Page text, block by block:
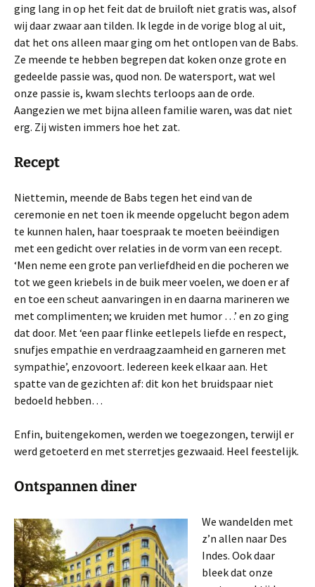
ging lang in op het feit dat de bruiloft niet gratis was, alsof
wij daar zwaar aan tilden. Ik legde in de vorige blog al uit,
dat het ons alleen maar ging om het ontlopen van de Babs.
Ze meende te hebben begrepen dat koken onze grote en
gedeelde passie was, quod non. De watersport, wat wel
onze passie is, kwam slechts terloops aan de orde.
Aangezien we met bijna alleen familie waren, was dat niet
erg. Zij wisten immers hoe het zat.
Recept
Niettemin, meende de Babs tegen het eind van de
ceremonie en net toen ik meende opgelucht begon adem
te kunnen halen, haar toespraak te moeten beëindigen
met een gedicht over relaties in de vorm van een recept.
‘Men neme een grote pan verliefdheid en die pocheren we
tot we geen kriebels in de buik meer voelen, we doen er af
en toe een scheut aanvaringen in en daarna marineren we
met complimenten; we kruiden met humor …’ en zo ging
dat door. Met ‘een paar flinke eetlepels liefde en respect,
snufjes empathie en verdraagzaamheid en garneren met
sympathie’, enzovoort. Iedereen keek elkaar aan. Het
spatte van de gezichten af: dit kon het bruidspaar niet
bedoeld hebben…
Enfin, buitengekomen, werden we toegezongen, terwijl er
werd getoeterd en met sterretjes gezwaaid. Heel feestelijk.
Ontspannen diner
We wandelden met
z’n allen naar Des
Indes. Ook daar
bleek dat onze